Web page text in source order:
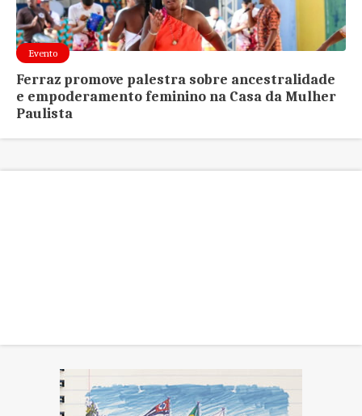
Evento
Ferraz promove palestra sobre ancestralidade
e empoderamento feminino na Casa da Mulher
Paulista